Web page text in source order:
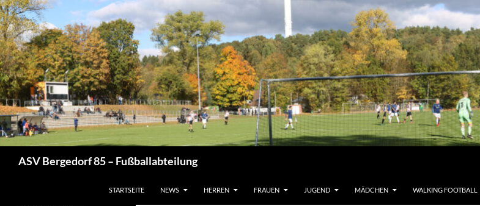
Zum
Inhalt
springen
ASV Bergedorf 85 – Fußballabteilung
STARTSEITE NEWS HERREN FRAUEN JUGEND MÄDCHEN WALKING FOOTBALL